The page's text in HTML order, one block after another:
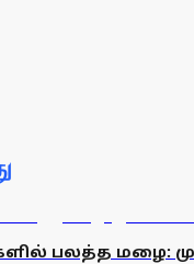
பலத்த